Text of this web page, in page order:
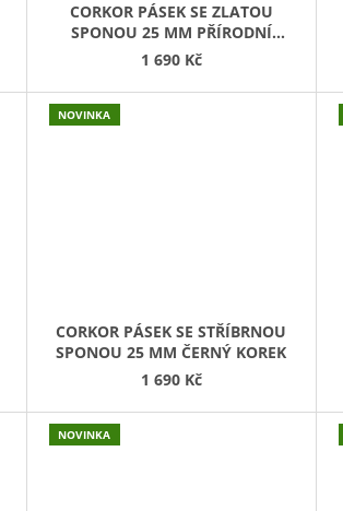
CORKOR PÁSEK SE ZLATOU
SPONOU 25 MM PŘÍRODNÍ
KOREK
1 690 Kč
NOVINKA
CORKOR PÁSEK SE STŘÍBRNOU
SPONOU 25 MM ČERNÝ KOREK
1 690 Kč
NOVINKA